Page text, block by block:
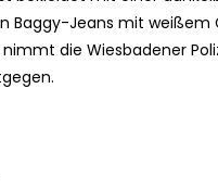
Baggy-Jeans mit weißem
die Wiesbadener